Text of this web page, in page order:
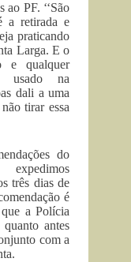
PF. ‘‘São
a retirada e
praticando
Larga. E o
e qualquer
usado na
dali a uma
tirar essa
do
três dias de
é
a Polícia
antes
com a